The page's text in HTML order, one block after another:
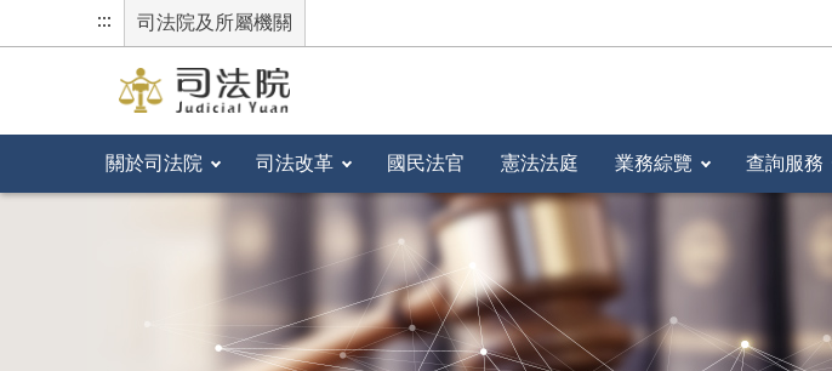
::: 司法院及所屬機關
關於司法院 司法改革 國民法官 憲法法庭 業務綜覽 查詢服務